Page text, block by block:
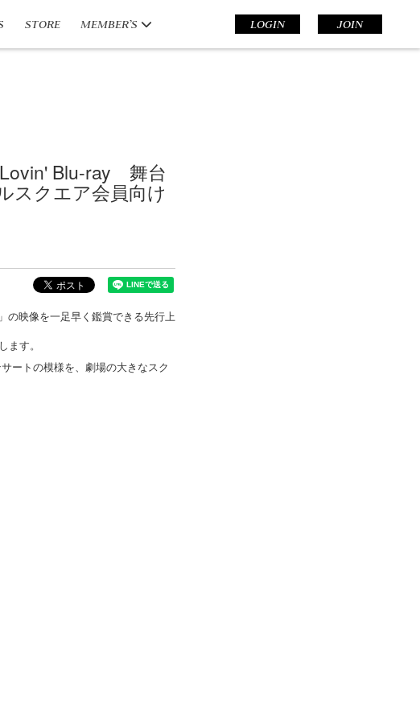
STORE MEMBER’S LOGIN JOIN
Lovin' Blu-ray 舞台
スクエア会員向け
の映像を一足早く鑑賞できる先行上
す。
ートの模様を、劇場の大きなスク